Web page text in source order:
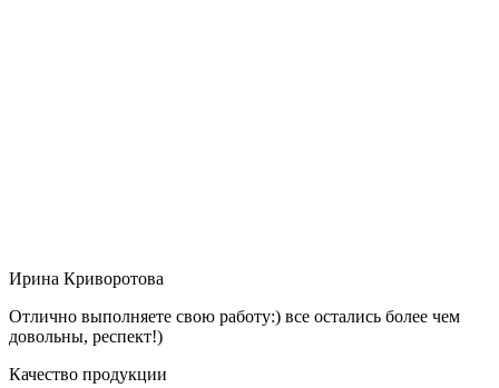
Ирина Криворотова
Отлично выполняете свою работу:) все остались более чем
довольны, респект!)
Качество продукции